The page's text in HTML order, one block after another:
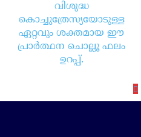
വിശുദ്ധ
കൊച്ചുത്രേസ്യയോടുള്ള
ഏറ്റവും ശക്തമായ ഈ
പ്രാര്‍ത്ഥന ചൊല്ലൂ ഫലം
ഉറപ്പ്.